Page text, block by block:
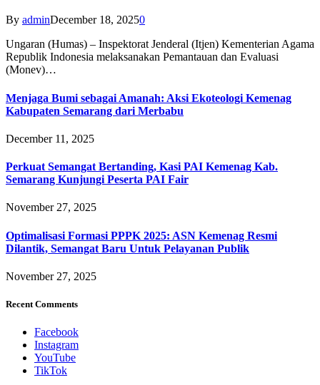
By adminDecember 18, 20250
Ungaran (Humas) – Inspektorat Jenderal (Itjen) Kementerian Agama
Republik Indonesia melaksanakan Pemantauan dan Evaluasi
(Monev)…
Menjaga Bumi sebagai Amanah: Aksi Ekoteologi Kemenag
Kabupaten Semarang dari Merbabu
December 11, 2025
Perkuat Semangat Bertanding, Kasi PAI Kemenag Kab.
Semarang Kunjungi Peserta PAI Fair
November 27, 2025
Optimalisasi Formasi PPPK 2025: ASN Kemenag Resmi
Dilantik, Semangat Baru Untuk Pelayanan Publik
November 27, 2025
Recent Comments
Facebook
Instagram
YouTube
TikTok